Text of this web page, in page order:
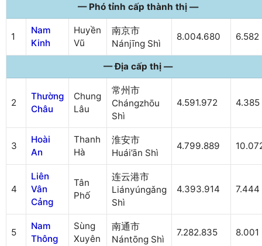
— Phó tỉnh cấp thành thị —
1
Nam
Kinh
Huyền
Vũ
南京市
Nánjīng Shì
8.004.680 6.582
— Địa cấp thị —
2
Thường
Châu
Chung
Lâu
常州市
Chángzhōu
Shì
4.591.972 4.385
3
Hoài
An
Thanh
Hà
淮安市
Huái’ān Shì
4.799.889
4
Liên
Vân
Cảng
Tân
Phố
连云港市
Liányúngǎng
Shì
4.393.914 7.444
5
Nam
Thông
Sùng
Xuyên
南通市
Nántōng Shì
7.282.835 8.001